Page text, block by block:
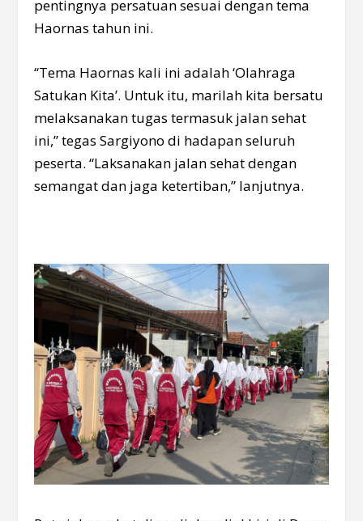
pentingnya persatuan sesuai dengan tema
Haornas tahun ini.
“Tema Haornas kali ini adalah ‘Olahraga
Satukan Kita’. Untuk itu, marilah kita bersatu
melaksanakan tugas termasuk jalan sehat
ini,” tegas Sargiyono di hadapan seluruh
peserta. “Laksanakan jalan sehat dengan
semangat dan jaga ketertiban,” lanjutnya.